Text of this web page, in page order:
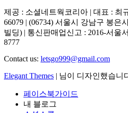
제공 : 소셜네트웍코리아 | 대표 : 최
66079 | (06734) 서울시 강남구 봉은
빌딩) | 통신판매업신고 : 2016-서울
8777
Contact us: letsgo999@gmail.com
Elegant Themes | 님이 디자인했습니
페이스북가이드
내 블로그